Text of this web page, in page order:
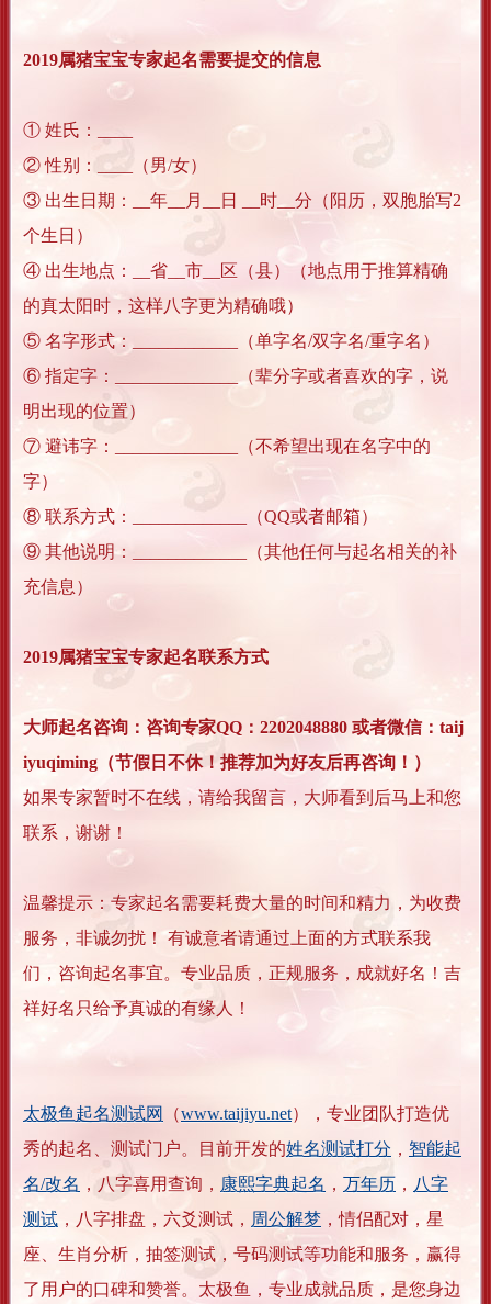
2019属猪宝宝专家起名需要提交的信息
① 姓氏：____
② 性别：____（男/女）
③ 出生日期：__年__月__日 __时__分（阳历，双胞胎写2
个生日）
④ 出生地点：__省__市__区（县）（地点用于推算精确
的真太阳时，这样八字更为精确哦）
⑤ 名字形式：____________（单字名/双字名/重字名）
⑥ 指定字：______________（辈分字或者喜欢的字，说
明出现的位置）
⑦ 避讳字：______________（不希望出现在名字中的
字）
⑧ 联系方式：_____________（QQ或者邮箱）
⑨ 其他说明：_____________（其他任何与起名相关的补
充信息）
2019属猪宝宝专家起名联系方式
大师起名咨询：咨询专家QQ：2202048880 或者微信：taij
iyuqiming（节假日不休！推荐加为好友后再咨询！）
如果专家暂时不在线，请给我留言，大师看到后马上和您
联系，谢谢！
温馨提示：专家起名需要耗费大量的时间和精力，为收费
服务，非诚勿扰！ 有诚意者请通过上面的方式联系我
们，咨询起名事宜。专业品质，正规服务，成就好名！吉
祥好名只给予真诚的有缘人！
太极鱼起名测试网 （www.taijiyu.net），专业团队打造优
秀的起名、测试门户。目前开发的姓名测试打分 ， 智能起
名/改名 ，八字喜用查询， 康熙字典起名 ， 万年历 ， 八字
测试 ，八字排盘，六爻测试， 周公解梦 ，情侣配对，星
座、生肖分析，抽签测试，号码测试等功能和服务，赢得
了用户的口碑和赞誉。太极鱼，专业成就品质，是您身边